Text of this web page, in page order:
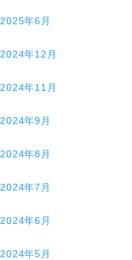
2025年6月
2024年12月
2024年11月
2024年9月
2024年8月
2024年7月
2024年6月
2024年5月